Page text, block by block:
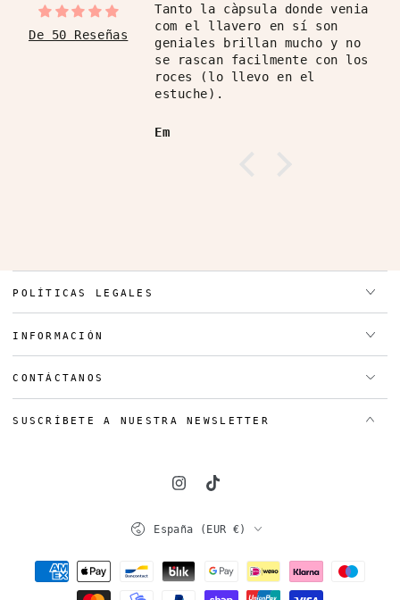
De 50 Reseñas
Tanto la càpsula donde venia
com el llavero en sí son
geniales brillan mucho y no
se rascan facilmente con los
roces (lo llevo en el
estuche).
Em
POLÍTICAS LEGALES
INFORMACIÓN
CONTÁCTANOS
SUSCRÍBETE A NUESTRA NEWSLETTER
Instagram
TikTok
España (EUR €)
Métodos